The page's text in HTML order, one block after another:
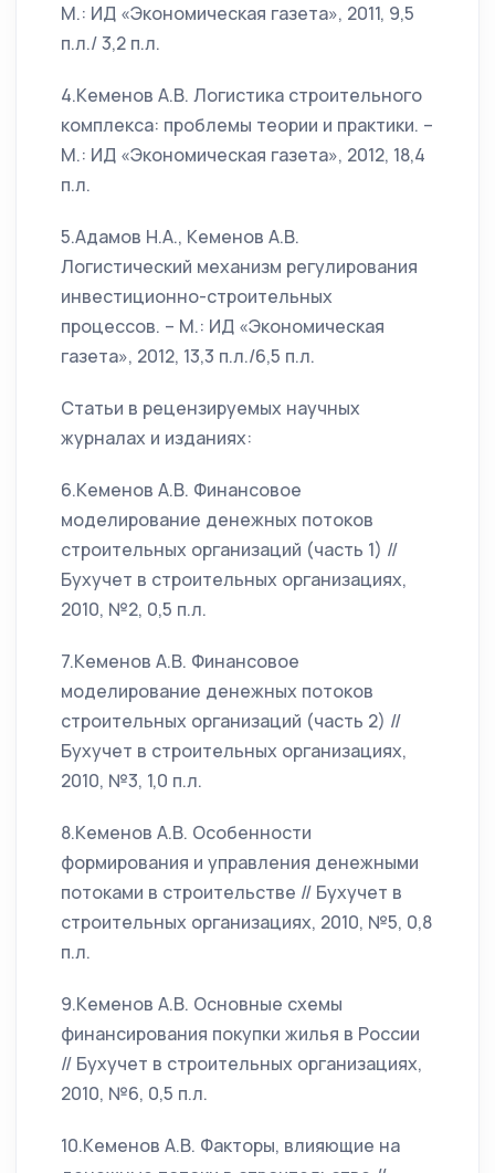
М.: ИД «Экономическая газета», 2011, 9,5
п.л./ 3,2 п.л.
4.Кеменов А.В. Логистика строительного
комплекса: проблемы теории и практики. –
М.: ИД «Экономическая газета», 2012, 18,4
п.л.
5.Адамов Н.А., Кеменов А.В.
Логистический механизм регулирования
инвестиционно-строительных
процессов. – М.: ИД «Экономическая
газета», 2012, 13,3 п.л./6,5 п.л.
Статьи в рецензируемых научных
журналах и изданиях:
6.Кеменов А.В. Финансовое
моделирование денежных потоков
строительных организаций (часть 1) //
Бухучет в строительных организациях,
2010, №2, 0,5 п.л.
7.Кеменов А.В. Финансовое
моделирование денежных потоков
строительных организаций (часть 2) //
Бухучет в строительных организациях,
2010, №3, 1,0 п.л.
8.Кеменов А.В. Особенности
формирования и управления денежными
потоками в строительстве // Бухучет в
строительных организациях, 2010, №5, 0,8
п.л.
9.Кеменов А.В. Основные схемы
финансирования покупки жилья в России
// Бухучет в строительных организациях,
2010, №6, 0,5 п.л.
10.Кеменов А.В. Факторы, влияющие на